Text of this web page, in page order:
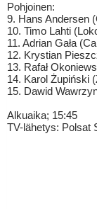
Pohjoinen:
9. Hans Andersen
10. Timo Lahti
11. Adrian Gała
12. Krystian
13. Rafał
14. Karol Żupiński
15. Dawid
Alkuaika; 15:45
TV-lähetys: Polsat